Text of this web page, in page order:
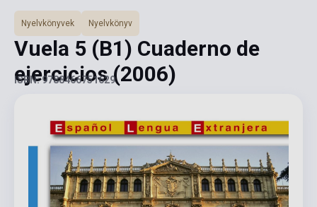
Nyelvkönyvek Nyelvkönyv
Vuela 5 (B1) Cuaderno de
ejercicios(2006)
ISBN: 9788466751629